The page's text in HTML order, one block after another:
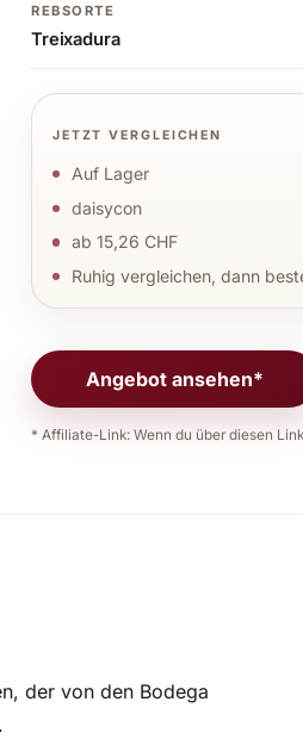
REBSORTE
Treixadura
JETZT VERGLEICHEN
Auf Lager
daisycon
ab 15,26 CHF
Ruhig vergleichen, dann
Angebot ansehen*
* Affiliate-Link: Wenn du über diesen
der von den Bodega